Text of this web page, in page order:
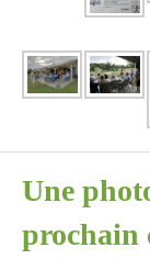
Une
prochain